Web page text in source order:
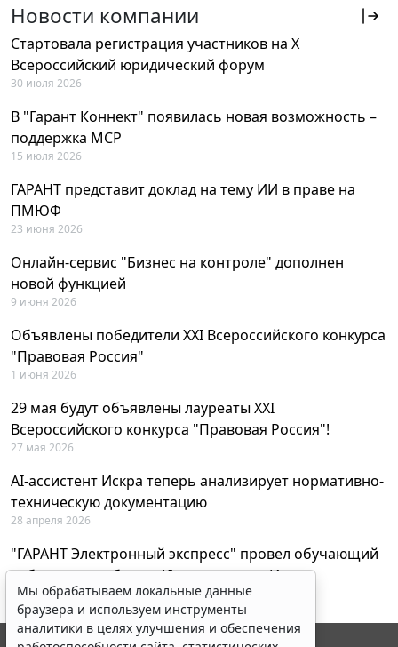
Новости компании
Стартовала регистрация участников на X
Всероссийский юридический форум
30 июля 2026
В "Гарант Коннект" появилась новая возможность –
поддержка MCP
15 июля 2026
ГАРАНТ представит доклад на тему ИИ в праве на
ПМЮФ
23 июня 2026
Онлайн-сервис "Бизнес на контроле" дополнен
новой функцией
9 июня 2026
Объявлены победители XXI Всероссийского конкурса
"Правовая Россия"
1 июня 2026
29 мая будут объявлены лауреаты XXI
Всероссийского конкурса "Правовая Россия"!
27 мая 2026
AI-ассистент Искра теперь анализирует нормативно-
техническую документацию
28 апреля 2026
"ГАРАНТ Электронный экспресс" провел обучающий
вебинар по работе с AI-ассистентом Искра
23 апреля 2026
Мы обрабатываем локальные данные
браузера и используем инструменты
аналитики в целях улучшения и обеспечения